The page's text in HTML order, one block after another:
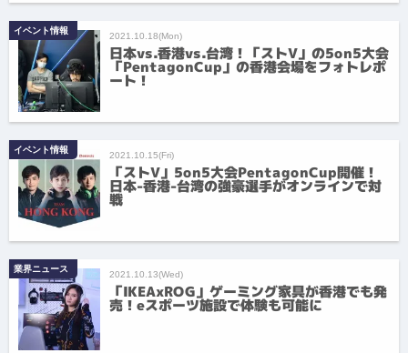
イベント情報 2021.10.18(Mon)
日本vs.香港vs.台湾！「ストV」の5on5大会
「PentagonCup」の香港会場をフォトレポ
ート！
イベント情報 2021.10.15(Fri)
「ストV」5on5大会PentagonCup開催！
日本-香港-台湾の強豪選手がオンラインで対
戦
業界ニュース 2021.10.13(Wed)
「IKEAxROG」ゲーミング家具が香港でも発
売！eスポーツ施設で体験も可能に